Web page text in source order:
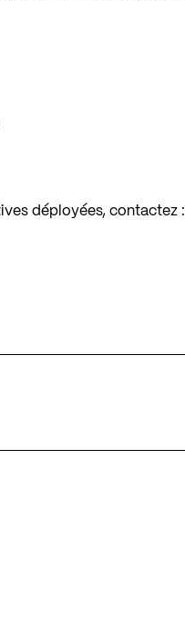
déployées, contactez :